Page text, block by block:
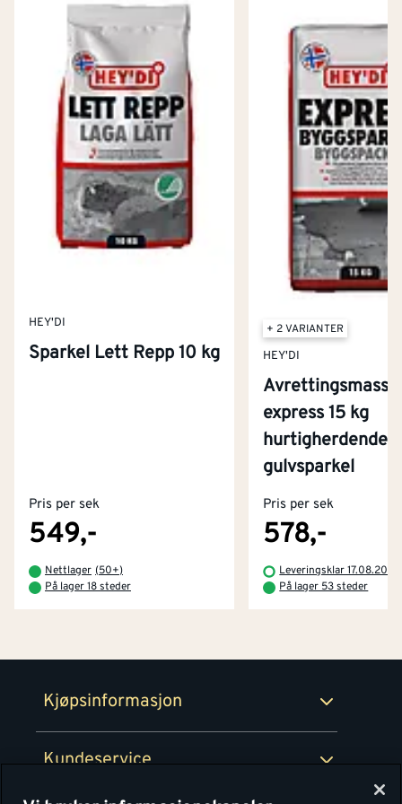
HEY'DI
Sparkel Lett Repp 10 kg
Pris per sek
549,-
Nettlager (50+)
På lager 18 steder
+ 2 VARIANTER
HEY'DI
Avrettingsmasse
express 15 kg
hurtigherdende
gulvsparkel
Pris per sek
578,-
Leveringsklar 17.08.2026
På lager 53 steder
Kjøpsinformasjon
Kjøpsbetingelser
Retur- og angrerettsskjema
Kundeservice
Tjenester
Montér Klubb
Byggevarehus og åpningstider
Prismatch
Personvern